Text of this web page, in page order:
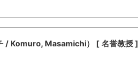
Komuro, Masamichi） [ 名誉教授 ]